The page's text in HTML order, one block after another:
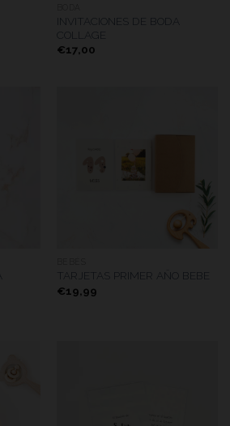
INVITACIONES DE BODA
COLLAGE
€17,00
TARJETAS PRIMER AÑO BEBE
€19,99